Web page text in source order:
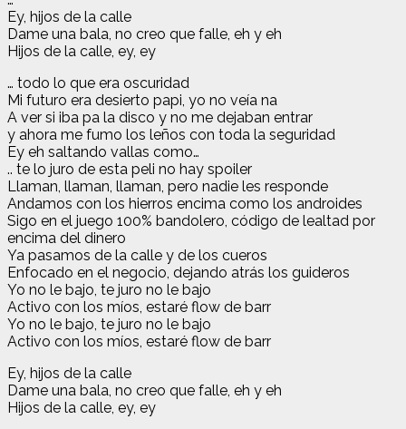
Ey, hijos de la calle
Dame una bala, no creo que falle, eh y eh
Hijos de la calle, ey, ey
… todo lo que era oscuridad
Mi futuro era desierto papi, yo no veía na
A ver si iba pa la disco y no me dejaban entrar
y ahora me fumo los leños con toda la seguridad
Ey eh saltando vallas como…
.. te lo juro de esta peli no hay spoiler
Llaman, llaman, llaman, pero nadie les responde
Andamos con los hierros encima como los androides
Sigo en el juego 100% bandolero, código de lealtad por
encima del dinero
Ya pasamos de la calle y de los cueros
Enfocado en el negocio, dejando atrás los guideros
Yo no le bajo, te juro no le bajo
Activo con los míos, estaré flow de barr
Yo no le bajo, te juro no le bajo
Activo con los míos, estaré flow de barr
Ey, hijos de la calle
Dame una bala, no creo que falle, eh y eh
Hijos de la calle, ey, ey